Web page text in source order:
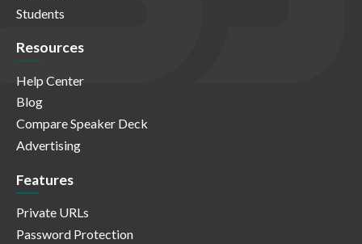
Students
Resources
Help Center
Blog
Compare Speaker Deck
Advertising
Features
Private URLs
Password Protection